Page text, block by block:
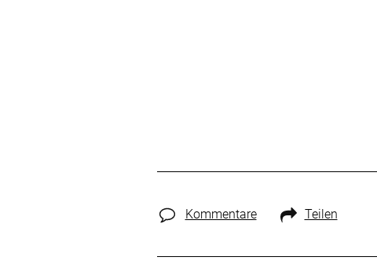
Kommentare Teilen